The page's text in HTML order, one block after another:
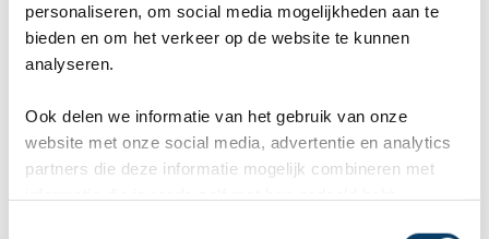
personaliseren, om social media mogelijkheden aan te
bieden en om het verkeer op de website te kunnen
analyseren.
Ook delen we informatie van het gebruik van onze
website met onze social media, advertentie en analytics
partners die deze informatie mogelijk combineren met
Reisexpert Reisgraag.nl